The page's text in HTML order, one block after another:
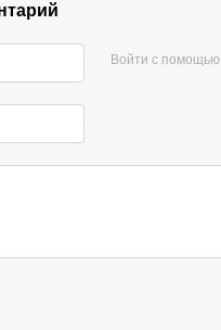
Войти с помощью